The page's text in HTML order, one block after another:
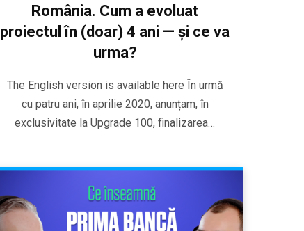
România. Cum a evoluat
proiectul în (doar) 4 ani — și ce va
urma?
The English version is available here În urmă
cu patru ani, în aprilie 2020, anunțam, în
exclusivitate la Upgrade 100, finalizarea…